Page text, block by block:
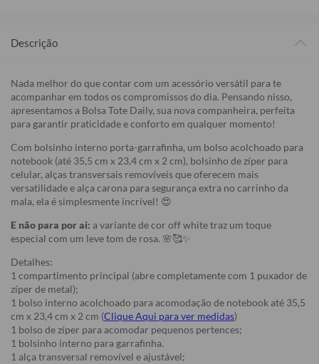
Descrição
Nada melhor do que contar com um acessório versátil para te
acompanhar em todos os compromissos do dia. Pensando nisso,
apresentamos a Bolsa Tote Daily, sua nova companheira, perfeita
para garantir praticidade e conforto em qualquer momento!
Com bolsinho interno porta-garrafinha, um bolso acolchoado para
notebook (até 35,5 cm x 23,4 cm x 2 cm), bolsinho de zíper para
celular, alças transversais removíveis que oferecem mais
versatilidade e alça carona para segurança extra no carrinho da
mala, ela é simplesmente incrível! 😍
E não para por ai: a variante de cor off white traz um toque
especial com um leve tom de rosa. 🌸🥰✨
Detalhes:
1 compartimento principal (abre completamente com 1 puxador de
zíper de metal);
1 bolso interno acolchoado para acomodação de notebook até 35,5
cm x 23,4 cm x 2 cm (Clique Aqui para ver medidas)
1 bolso de zíper para acomodar pequenos pertences;
1 bolsinho interno para garrafinha.
1 alça transversal removível e ajustável;